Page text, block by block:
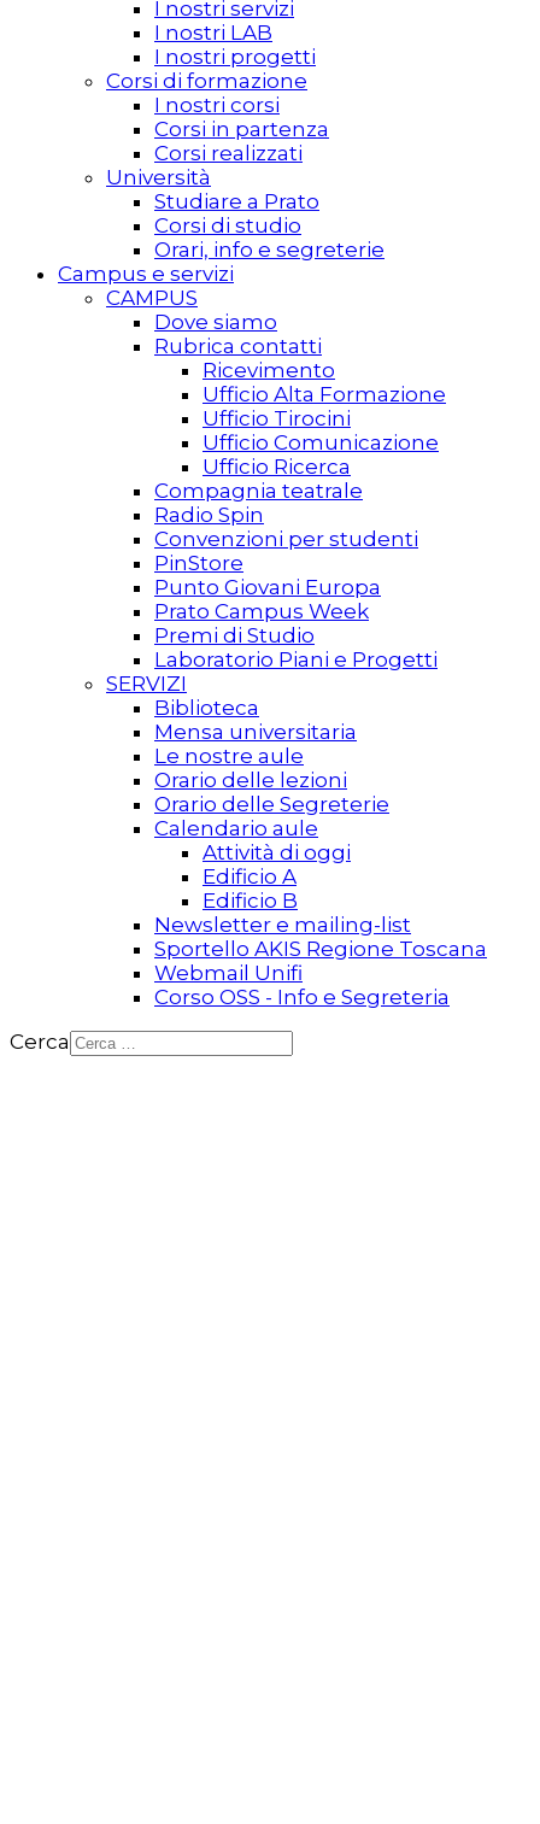
I nostri servizi
I nostri LAB
I nostri progetti
Corsi di formazione
I nostri corsi
Corsi in partenza
Corsi realizzati
Università
Studiare a Prato
Corsi di studio
Orari, info e segreterie
Campus e servizi
CAMPUS
Dove siamo
Rubrica contatti
Ricevimento
Ufficio Alta Formazione
Ufficio Tirocini
Ufficio Comunicazione
Ufficio Ricerca
Compagnia teatrale
Radio Spin
Convenzioni per studenti
PinStore
Punto Giovani Europa
Prato Campus Week
Premi di Studio
Laboratorio Piani e Progetti
SERVIZI
Biblioteca
Mensa universitaria
Le nostre aule
Orario delle lezioni
Orario delle Segreterie
Calendario aule
Attività di oggi
Edificio A
Edificio B
Newsletter e mailing-list
Sportello AKIS Regione Toscana
Webmail Unifi
Corso OSS - Info e Segreteria
Cerca